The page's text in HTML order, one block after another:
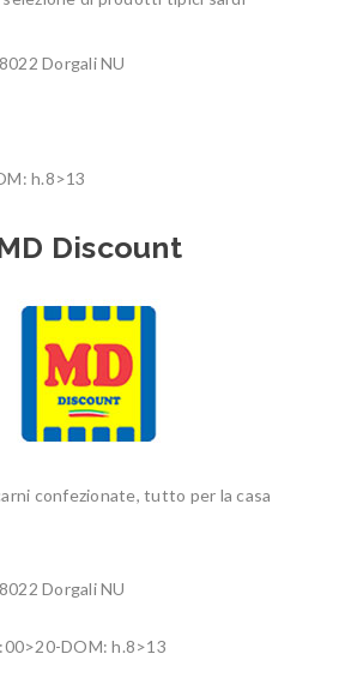
Dorgali NU
h.8>13
Discount
confezionate, tutto per la casa
Dorgali NU
DOM: h.8>13